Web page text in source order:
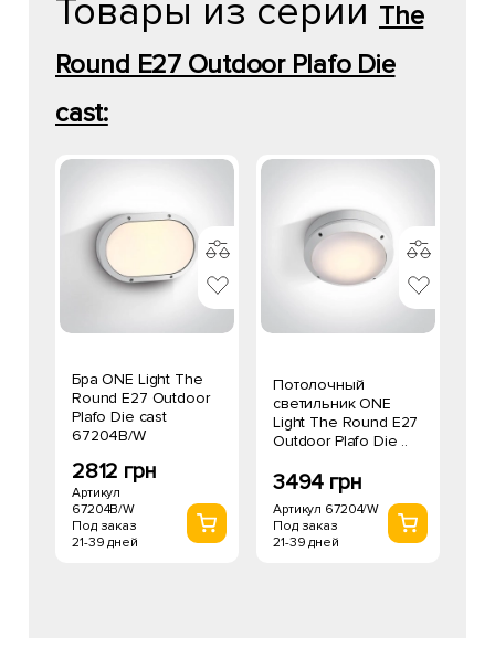
Товары из серии The
Round E27 Outdoor Plafo Die
cast:
Бра ONE Light The
Round E27 Outdoor
Plafo Die cast
67204B/W
2812 грн
Артикул
67204B/W
Под заказ
21-39 дней
Потолочный
светильник ONE
Light The Round E27
Outdoor Plafo Die ..
3494 грн
Артикул 67204/W
Под заказ
21-39 дней